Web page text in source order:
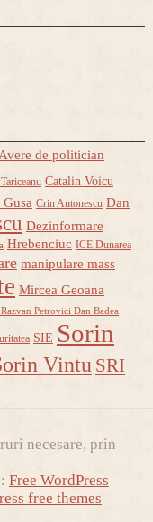
Avere de politician
Catalin Voicu
Crin Antonescu Dan
Dezinformare
Hrebenciuc ICE Dunarea
manipulare mass
Mircea Geoana
Petrovici Dan Badea
SIE Sorin
Vintu SRI
necesare, prin
Free WordPress
free themes